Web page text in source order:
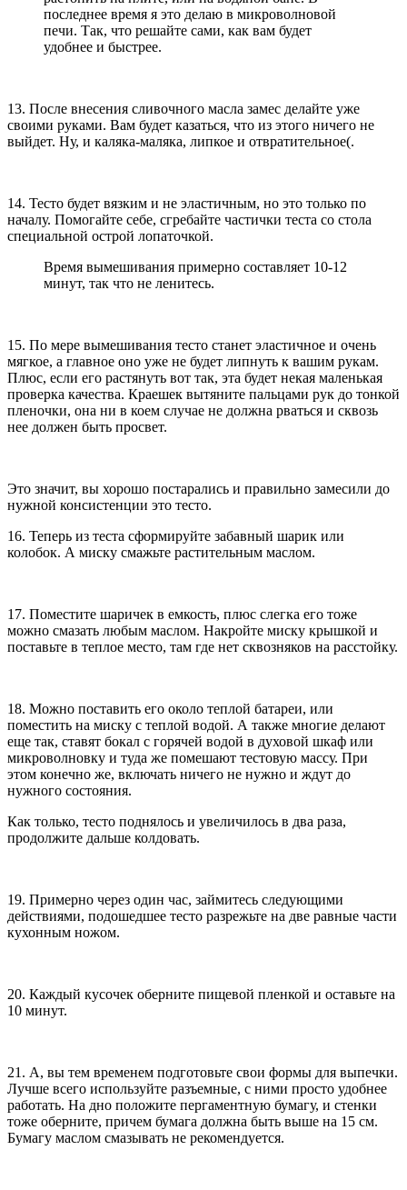
последнее время я это делаю в микроволновой
печи. Так, что решайте сами, как вам будет
удобнее и быстрее.
13. После внесения сливочного масла замес делайте уже
своими руками. Вам будет казаться, что из этого ничего не
выйдет. Ну, и каляка-маляка, липкое и отвратительное(.
14. Тесто будет вязким и не эластичным, но это только по
началу. Помогайте себе, сгребайте частички теста со стола
специальной острой лопаточкой.
Время вымешивания примерно составляет 10-12
минут, так что не ленитесь.
15. По мере вымешивания тесто станет эластичное и очень
мягкое, а главное оно уже не будет липнуть к вашим рукам.
Плюс, если его растянуть вот так, эта будет некая маленькая
проверка качества. Краешек вытяните пальцами рук до тонкой
пленочки, она ни в коем случае не должна рваться и сквозь
нее должен быть просвет.
Это значит, вы хорошо постарались и правильно замесили до
нужной консистенции это тесто.
16. Теперь из теста сформируйте забавный шарик или
колобок. А миску смажьте растительным маслом.
17. Поместите шаричек в емкость, плюс слегка его тоже
можно смазать любым маслом. Накройте миску крышкой и
поставьте в теплое место, там где нет сквозняков на расстойку.
18. Можно поставить его около теплой батареи, или
поместить на миску с теплой водой. А также многие делают
еще так, ставят бокал с горячей водой в духовой шкаф или
микроволновку и туда же помешают тестовую массу. При
этом конечно же, включать ничего не нужно и ждут до
нужного состояния.
Как только, тесто поднялось и увеличилось в два раза,
продолжите дальше колдовать.
19. Примерно через один час, займитесь следующими
действиями, подошедшее тесто разрежьте на две равные части
кухонным ножом.
20. Каждый кусочек оберните пищевой пленкой и оставьте на
10 минут.
21. А, вы тем временем подготовьте свои формы для выпечки.
Лучше всего используйте разъемные, с ними просто удобнее
работать. На дно положите пергаментную бумагу, и стенки
тоже оберните, причем бумага должна быть выше на 15 см.
Бумагу маслом смазывать не рекомендуется.